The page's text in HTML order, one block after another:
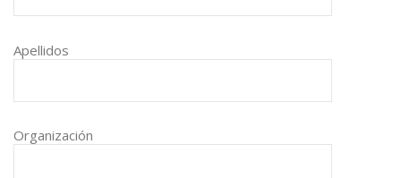
Apellidos
Organización